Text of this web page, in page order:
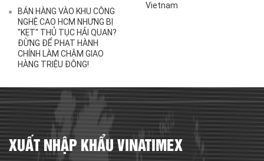
Vietnam
BÁN HÀNG VÀO KHU CÔNG
NGHỆ CAO HCM NHƯNG BỊ
"KẸT" THỦ TỤC HẢI QUAN?
ĐỪNG ĐỂ PHẠT HÀNH
CHÍNH LÀM CHẬM GIAO
HÀNG TRIỆU ĐÔNG!
XUẤT NHẬP KHẨU VINATIMEX